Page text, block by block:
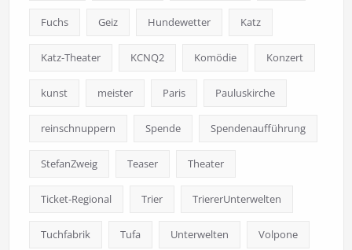
Fuchs Geiz Hundewetter Katz
Katz-Theater KCNQ2 Komödie Konzert
kunst meister Paris Pauluskirche
reinschnuppern Spende Spendenaufführung
StefanZweig Teaser Theater
Ticket-Regional Trier TriererUnterwelten
Tuchfabrik Tufa Unterwelten Volpone